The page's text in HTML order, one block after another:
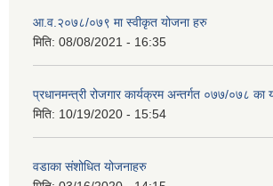
आ.व.२०७८/०७९ मा स्वीकृत योजना हरु
मिति: 08/08/2021 - 16:35
प्रधानमन्त्री रोजगार कार्यक्रम अन्तर्गत ०७७/०७८ का
मिति: 10/19/2020 - 15:54
वडाका संशोधित योजनाहरु